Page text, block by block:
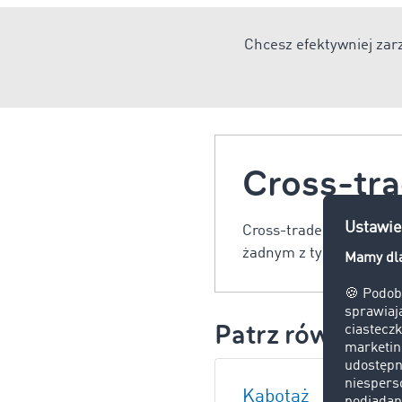
Chcesz efektywniej
Cross-
Cross-trade to
żadnym z tych państw.
Patrz również:
Kabotaż